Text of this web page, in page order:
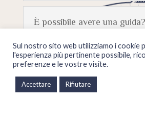
È possibile avere una guida?
Sul nostro sito web utilizziamo i cookie
l'esperienza più pertinente possibile,
preferenze e le vostre visite.
Accettare Rifiutare